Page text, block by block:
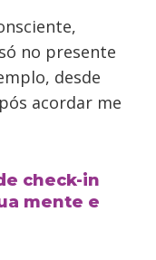
no presente
desde
acordar me
check-in
mente e